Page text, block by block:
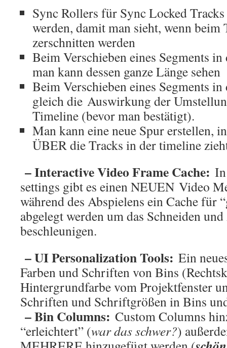
Sync Rollers für Sync Locked
werden, damit man sieht, wenn
zerschnitten werden
Beim Verschieben eines Segments
man kann dessen ganze Länge sehen
Beim Verschieben eines Segments
gleich die Auswirkung der
Timeline (bevor man bestätigt).
Man kann eine neue Spur erstellen,
ÜBER die Tracks in der timeline
– Interactive Video Frame Cache:
settings gibt es einen NEUEN Video
während des Abspielens ein Cache für
abgelegt werden um das Schneiden
beschleunigen.
– UI Personalization Tools: Ein
Farben und Schriften von Bins
Hintergrundfarbe vom Projektfenster
Schriften und Schriftgrößen in Bins
– Bin Columns: Custom Columns
“erleichtert” (war das schwer?)